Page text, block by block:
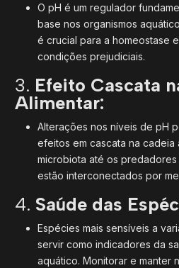
O pH é um regulador
base nos organismos
é crucial para a homeostase
condições prejudiciais.
3. Efeito Cascata
Alimentar:
Alterações nos níveis de pH
efeitos em cascata na cadeia
microbiota até os
estão interconectados por
4. Saúde das
Espécies mais sensíveis a
servir como indicadores da
aquático. Monitorar e manter